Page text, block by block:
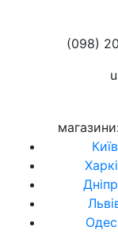
(098)
магазини
Київ